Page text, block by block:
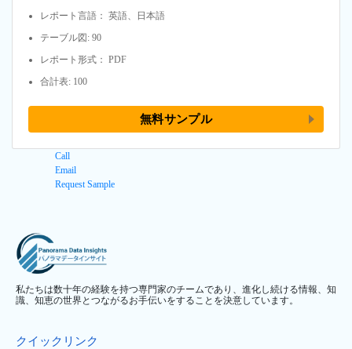
レポート言語： 英語、日本語
テーブル図: 90
レポート形式： PDF
合計表: 100
無料サンプル
Call
Email
Request Sample
私たちは数十年の経験を持つ専門家のチームであり、進化し続ける情報、知
識、知恵の世界とつながるお手伝いをすることを決意しています。
クイックリンク